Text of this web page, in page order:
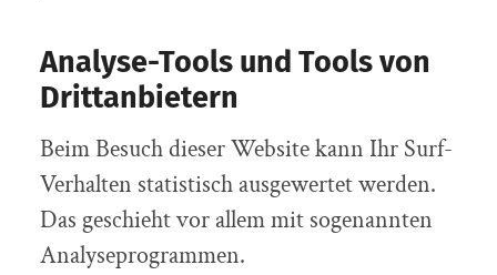
Analyse-Tools und Tools von
Dritt­anbietern
Beim Besuch dieser Website kann Ihr Surf-
Verhalten statistisch ausgewertet werden.
Das geschieht vor allem mit sogenannten
Analyseprogrammen.